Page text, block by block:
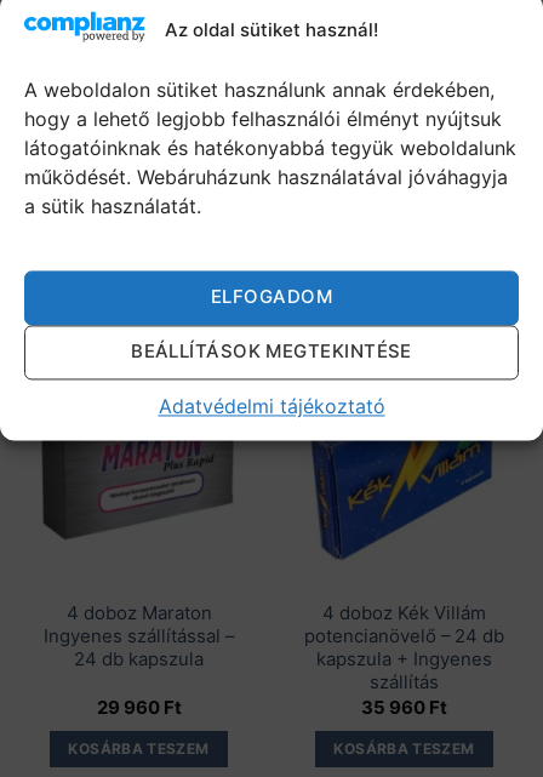
Az oldal sütiket használ!
A weboldalon sütiket használunk annak érdekében,
hogy a lehető legjobb felhasználói élményt nyújtsuk
látogatóinknak és hatékonyabbá tegyük weboldalunk
működését. Webáruházunk használatával jóváhagyja
a sütik használatát.
ELFOGADOM
BEÁLLÍTÁSOK MEGTEKINTÉSE
Adatvédelmi tájékoztató
2 doboz Kék Villám
potencianövelő – 12 db
kapszula
KOSÁRBA TESZEM
2 doboz Gold Power – 4
db kapszula
KOSÁRBA TESZEM
4 doboz Maraton
Ingyenes szállítással –
24 db kapszula
29 960 Ft
KOSÁRBA TESZEM
TOP1
4 doboz Kék Villám
potencianövelő – 24 db
kapszula + Ingyenes
szállítás
35 960 Ft
KOSÁRBA TESZEM